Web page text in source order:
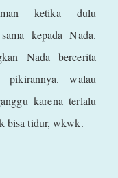
ketika dulu
kepada Nada.
Nada bercerita
walau
karena terlalu
bisa tidur, wkwk.